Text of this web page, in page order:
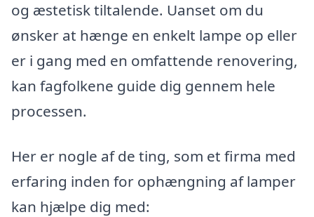
og æstetisk tiltalende. Uanset om du
ønsker at hænge en enkelt lampe op eller
er i gang med en omfattende renovering,
kan fagfolkene guide dig gennem hele
processen.
Her er nogle af de ting, som et firma med
erfaring inden for ophængning af lamper
kan hjælpe dig med: